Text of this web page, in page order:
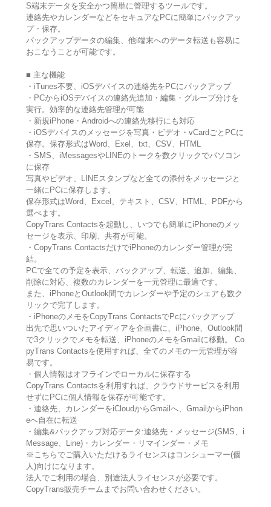
S端末データを安全かつ簡単に管理するツールです。
連絡先やカレンダーなどをセキュアなPCに簡単にバックアッ
プ・保存。
バックアップデータの編集、他i端末へのデータ転送も容易に
おこなうことが可能です。
■ 主な機能
・iTunes不要、iOSデバイスの連絡先をPCにバックアップ
・PCからiOSデバイスの連絡先追加・編集・グループ分けを
実行。効率的な連絡先管理が可能
・新規iPhone・Androidへの連絡先移行にも対応
・iOSデバイスのメッセージを写真・ビデオ・vCardごとPCに
保存。保存形式はWord、Exel、txt、CSV、HTML
・SMS、iMessagesやLINEのトークを数クリックでパソコン
に保存
写真やビデオ、LINEスタンプなど全ての添付をメッセージと
一緒にPCに保存します。
保存形式はWord、Excel、テキスト、CSV、HTML、PDFから
選べます。
CopyTrans Contactsを起動し、いつでも簡単にiPhoneのメッ
セージを表示、印刷、共有が可能。
・CopyTrans ContactsだけでiPhoneのカレンダー管理が完
結。
PCで全ての予定を表示、バックアップ、転送、追加、編集、
削除に対応、複数のカレンダーを一元管理に最適です。
また、iPhoneとOutlook間でカレンダーや予定のシェアも数ク
リックで完了します。
・iPhoneのメモをCopyTrans ContactsでPcにバックアップ
出先で思いついたアイディアを企画書に、iPhone、Outlook間
で3クリックでメモを転送、iPhoneのメモをGmailに移動。 Co
pyTrans Contactsを使用すれば、全てのメモの一元管理が容
易です。
・個人情報はオフラインでローカルに保存する
CopyTrans Contactsを利用すれば、クラウドサービスを利用
せずにPCに個人情報を保存が可能です。
・連絡先、カレンダーをiCloudからGmailへ、GmailからiPhon
eへ自在に転送
・編集&バックアップ対応データ:連絡先・メッセージ(SMS、i
Message、Line)・カレンダー・リマインダー・メモ
※こちらでご購入いただけるライセンスはコンシューマー(個
人)向けになります。
法人でご利用の場合、別途法人ライセンスが必要です。
CopyTrans販売チームまでお問い合わせください。